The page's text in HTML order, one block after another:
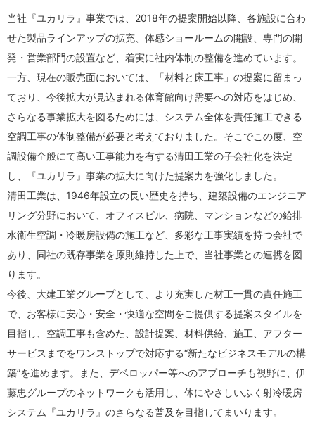
当社『ユカリラ』事業では、2018年の提案開始以降、各施設に合わ
せた製品ラインアップの拡充、体感ショールームの開設、専門の開
発・営業部門の設置など、着実に社内体制の整備を進めています。
一方、現在の販売面においては、「材料と床工事」の提案に留まっ
ており、今後拡大が見込まれる体育館向け需要への対応をはじめ、
さらなる事業拡大を図るためには、システム全体を責任施工できる
空調工事の体制整備が必要と考えておりました。そこでこの度、空
調設備全般にて高い工事能力を有する清田工業の子会社化を決定
し、『ユカリラ』事業の拡大に向けた提案力を強化しました。
清田工業は、1946年設立の長い歴史を持ち、建築設備のエンジニア
リング分野において、オフィスビル、病院、マンションなどの給排
水衛生空調・冷暖房設備の施工など、多彩な工事実績を持つ会社で
あり、同社の既存事業を原則維持した上で、当社事業との連携を図
ります。
今後、大建工業グループとして、より充実した材工一貫の責任施工
で、お客様に安心・安全・快適な空間をご提供する提案スタイルを
目指し、空調工事も含めた、設計提案、材料供給、施工、アフター
サービスまでをワンストップで対応する“新たなビジネスモデルの構
築”を進めます。また、デベロッパー等へのアプローチも視野に、伊
藤忠グループのネットワークも活用し、体にやさしいふく射冷暖房
システム『ユカリラ』のさらなる普及を目指してまいります。